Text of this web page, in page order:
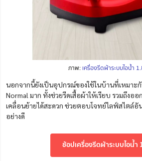
ภาพ: เครื่องรีดผ้าระบบไอน้ำ
นอกจากนี้ยังเป็นอุปกรณ์ของใช้ในบ้านที่เหมาะ
Normal มาก ทั้งช่วยรีดเสื้อผ้าให้เรียบ รวมถึงอ
เคลื่อนย้ายได้สะดวก ช่วยตอบโจทย์ไลฟ์สไตล์อั
อย่างดี
ช้อปเครื่องรีดผ้าระบบไอน้ำ